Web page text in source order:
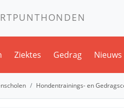
Ziektes Gedrag Nieuws
Hondentrainings- en